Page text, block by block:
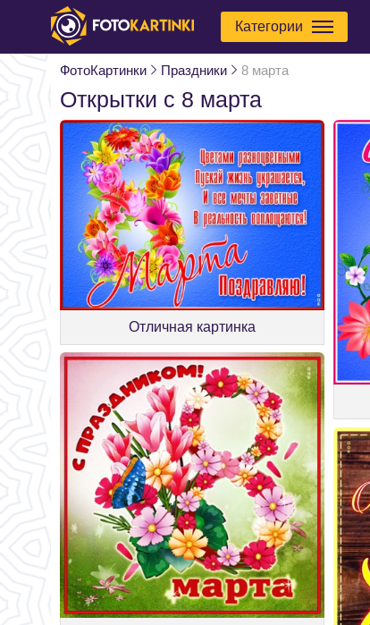
Категории
ФотоКартинки Праздники 8 марта
Открытки с 8 марта
Отличная картинка